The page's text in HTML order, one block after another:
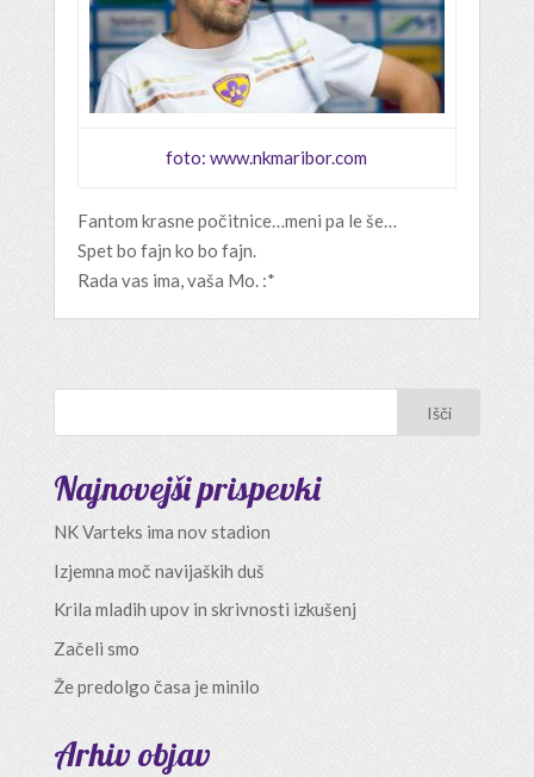
foto: www.nkmaribor.com
Fantom krasne počitnice…meni pa le še…
Spet bo fajn ko bo fajn.
Rada vas ima, vaša Mo. :*
Najnovejši prispevki
NK Varteks ima nov stadion
Izjemna moč navijaških duš
Krila mladih upov in skrivnosti izkušenj
Začeli smo
Že predolgo časa je minilo
Arhiv objav